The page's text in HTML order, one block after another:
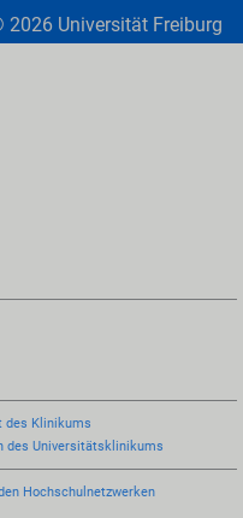
2026 Universität Freiburg
des Klinikums
des Universitätsklinikums
Hochschulnetzwerken